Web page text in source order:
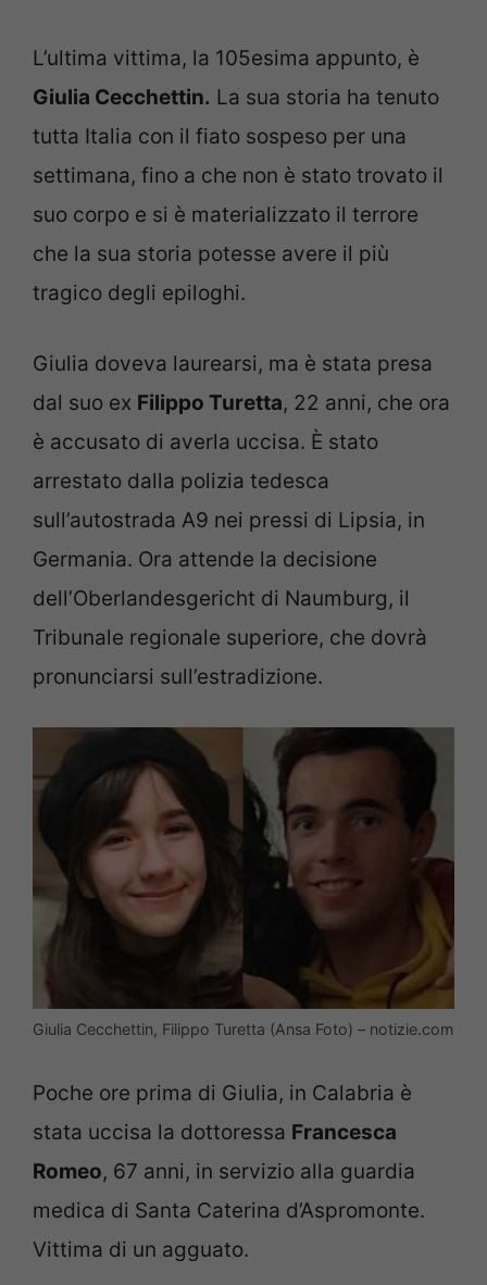
L’ultima vittima, la 105esima appunto, è
Giulia Cecchettin. La sua storia ha tenuto
tutta Italia con il fiato sospeso per una
settimana, fino a che non è stato trovato il
suo corpo e si è materializzato il terrore
che la sua storia potesse avere il più
tragico degli epiloghi.
Giulia doveva laurearsi, ma è stata presa
dal suo ex Filippo Turetta, 22 anni, che ora
è accusato di averla uccisa. È stato
arrestato dalla polizia tedesca
sull’autostrada A9 nei pressi di Lipsia, in
Germania. Ora attende la decisione
dell’Oberlandesgericht di Naumburg, il
Tribunale regionale superiore, che dovrà
pronunciarsi sull’estradizione.
Giulia Cecchettin, Filippo Turetta (Ansa Foto) – notizie.com
Poche ore prima di Giulia, in Calabria è
stata uccisa la dottoressa Francesca
Romeo, 67 anni, in servizio alla guardia
medica di Santa Caterina d’Aspromonte.
Vittima di un agguato.